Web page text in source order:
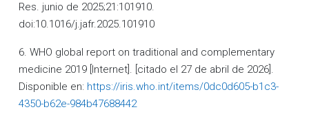
Res. junio de 2025;21:101910.
doi:10.1016/j.jafr.2025.101910
6. WHO global report on traditional and complementary
medicine 2019 [Internet]. [citado el 27 de abril de 2026].
Disponible en: https://iris.who.int/items/0dc0d605-b1c3-
4350-b62e-984b47688442